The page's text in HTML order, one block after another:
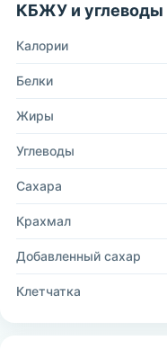
КБЖУ и углеводы
Калории
Белки
Жиры
Углеводы
Сахара
Крахмал
Добавленный сахар
Клетчатка